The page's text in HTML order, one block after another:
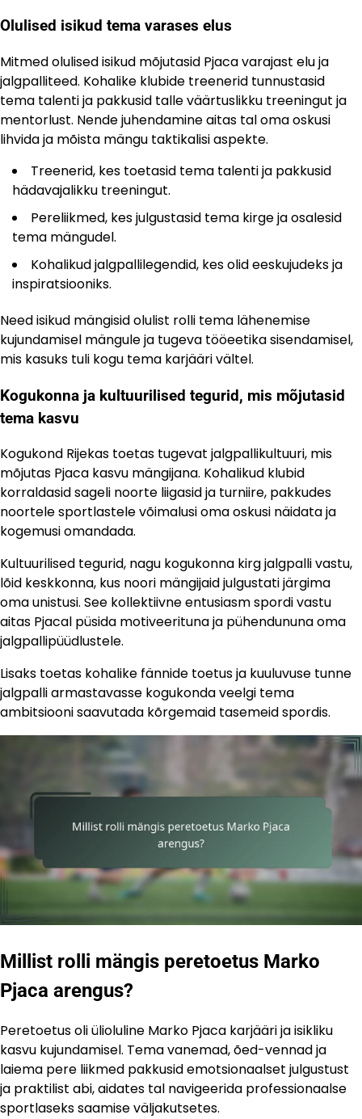
Olulised isikud tema varases elus
Mitmed olulised isikud mõjutasid Pjaca varajast elu ja
jalgpalliteed. Kohalike klubide treenerid tunnustasid
tema talenti ja pakkusid talle väärtuslikku treeningut ja
mentorlust. Nende juhendamine aitas tal oma oskusi
lihvida ja mõista mängu taktikalisi aspekte.
Treenerid, kes toetasid tema talenti ja pakkusid
hädavajalikku treeningut.
Pereliikmed, kes julgustasid tema kirge ja osalesid
tema mängudel.
Kohalikud jalgpallilegendid, kes olid eeskujudeks ja
inspiratsiooniks.
Need isikud mängisid olulist rolli tema lähenemise
kujundamisel mängule ja tugeva tööeetika sisendamisel,
mis kasuks tuli kogu tema karjääri vältel.
Kogukonna ja kultuurilised tegurid, mis mõjutasid
tema kasvu
Kogukond Rijekas toetas tugevat jalgpallikultuuri, mis
mõjutas Pjaca kasvu mängijana. Kohalikud klubid
korraldasid sageli noorte liigasid ja turniire, pakkudes
noortele sportlastele võimalusi oma oskusi näidata ja
kogemusi omandada.
Kultuurilised tegurid, nagu kogukonna kirg jalgpalli vastu,
lõid keskkonna, kus noori mängijaid julgustati järgima
oma unistusi. See kollektiivne entusiasm spordi vastu
aitas Pjacal püsida motiveerituna ja pühendununa oma
jalgpallipüüdlustele.
Lisaks toetas kohalike fännide toetus ja kuuluvuse tunne
jalgpalli armastavasse kogukonda veelgi tema
ambitsiooni saavutada kõrgemaid tasemeid spordis.
Millist rolli mängis peretoetus Marko
Pjaca arengus?
Peretoetus oli ülioluline Marko Pjaca karjääri ja isikliku
kasvu kujundamisel. Tema vanemad, õed-vennad ja
laiema pere liikmed pakkusid emotsionaalset julgustust
ja praktilist abi, aidates tal navigeerida professionaalse
sportlaseks saamise väljakutsetes.